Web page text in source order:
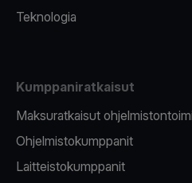
Teknologia
Kumppaniratkaisut
Maksuratkaisut
Ohjelmistokumppanit
Laitteistokumppanit